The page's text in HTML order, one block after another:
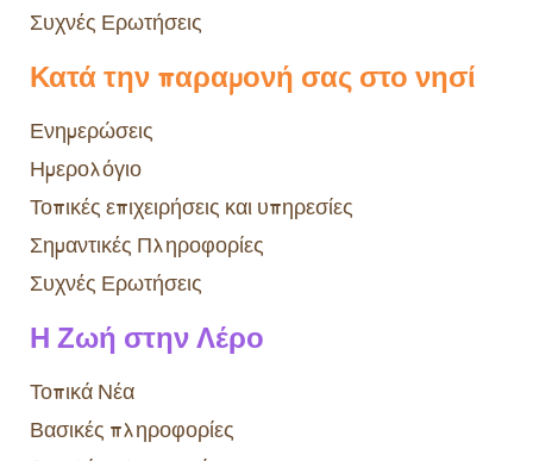
Συχνές Ερωτήσεις
Κατά την παραμονή σας στο νησί
Ενημερώσεις
Ημερολόγιο
Τοπικές επιχειρήσεις και υπηρεσίες
Σημαντικές Πληροφορίες
Συχνές Ερωτήσεις
Η Ζωή στην Λέρο
Τοπικά Νέα
Βασικές πληροφορίες